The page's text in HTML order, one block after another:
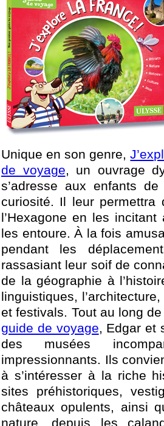
Unique en son genre,
de voyage, un ouvrage
s’adresse aux enfants
curiosité. Il leur permettra
l’Hexagone en les
les entoure. À la fois
pendant les
rassasiant leur soif de
de la géographie à
linguistiques,
et festivals. Tout au long
guide de voyage, Edgar et
des musées
impressionnants. Ils
à s’intéresser à la riche
sites préhistoriques,
châteaux opulents, ainsi
nature, depuis les